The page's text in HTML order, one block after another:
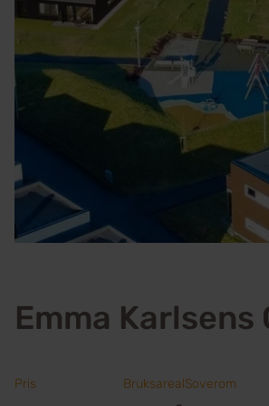
Emma Karlsens
Pris BruksarealSoverom